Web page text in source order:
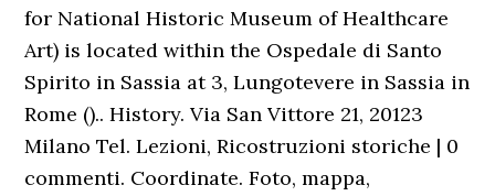
for National Historic Museum of Healthcare
Art) is located within the Ospedale di Santo
Spirito in Sassia at 3, Lungotevere in Sassia in
Rome ().. History. Via San Vittore 21, 20123
Milano Tel. Lezioni, Ricostruzioni storiche | 0
commenti. Coordinate. Foto, mappa,